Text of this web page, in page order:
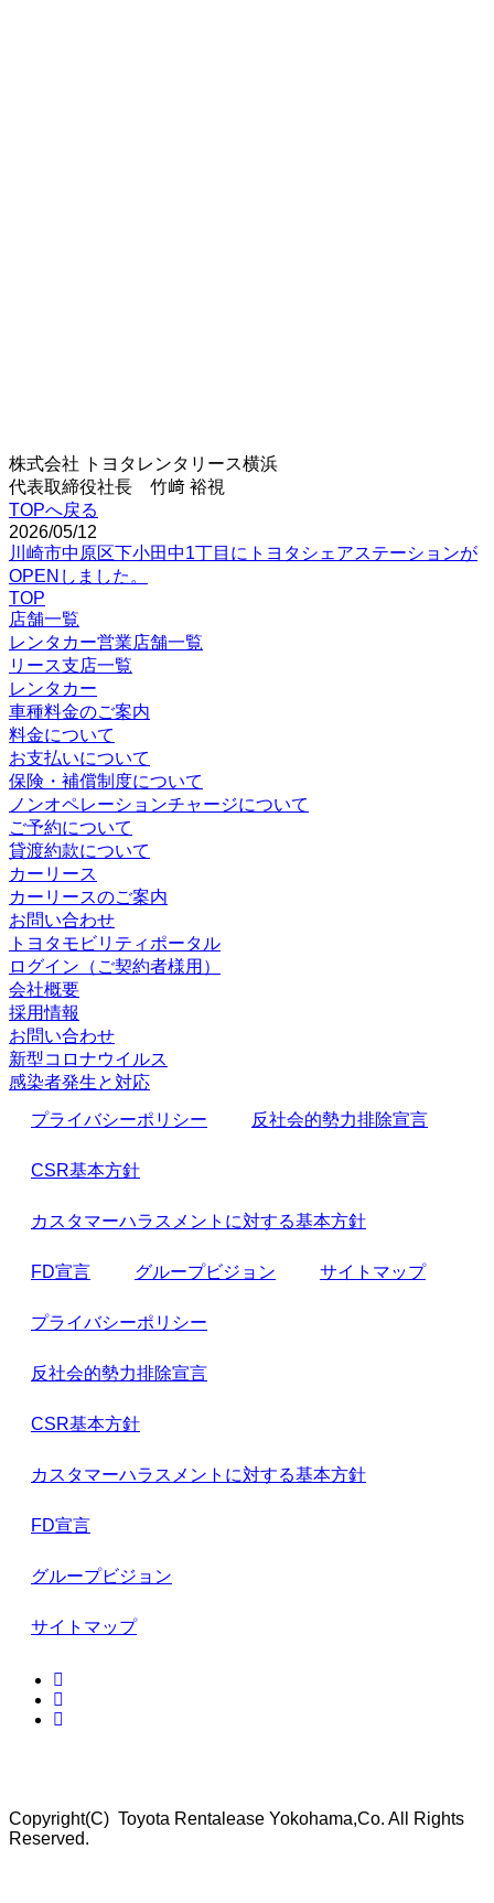
株式会社 トヨタレンタリース横浜
代表取締役社長 竹﨑 裕視
TOPへ戻る
2026/05/12
川崎市中原区下小田中1丁目にトヨタシェアステーションが
OPENしました。
TOP
店舗一覧
レンタカー営業店舗一覧
リース支店一覧
レンタカー
車種料金のご案内
料金について
お支払いについて
保険・補償制度について
ノンオペレーションチャージについて
ご予約について
貸渡約款について
カーリース
カーリースのご案内
お問い合わせ
トヨタモビリティポータル
ログイン（ご契約者様用）
会社概要
採用情報
お問い合わせ
新型コロナウイルス
感染者発生と対応
プライバシーポリシー
反社会的勢力排除宣言
CSR基本方針
カスタマーハラスメントに対する基本方針
FD宣言 グループビジョン サイトマップ
プライバシーポリシー
反社会的勢力排除宣言
CSR基本方針
カスタマーハラスメントに対する基本方針
FD宣言
グループビジョン
サイトマップ
Copyright(C) Toyota Rentalease Yokohama,Co. All Rights
Reserved.